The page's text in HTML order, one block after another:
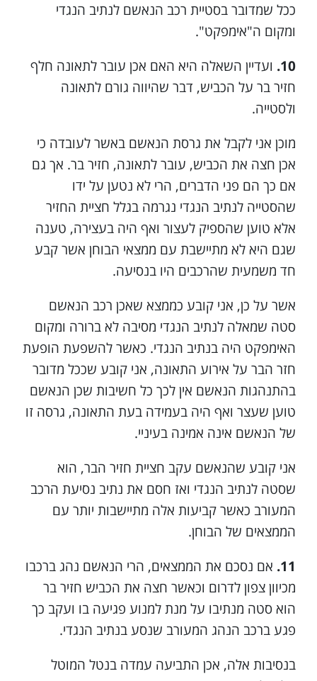
ככל שמדובר בסטיית רכב הנאשם לנתיב הנגדי
ומקום ה"אימפקט".
10. ועדיין השאלה היא האם אכן עובר לתאונה חלף
חזיר בר על הכביש, דבר שהיווה גורם לתאונה
ולסטייה.
מוכן אני לקבל את גרסת הנאשם באשר לעובדה כי
אכן חצה את הכביש, עובר לתאונה, חזיר בר. אך גם
אם כך הם פני הדברים, הרי לא נטען על ידו
שהסטייה לנתיב הנגדי נגרמה בגלל חציית החזיר
אלא טוען שהספיק לעצור ואף היה בעצירה, טענה
שגם היא לא מתיישבת עם ממצאי הבוחן אשר קבע
חד משמעית שהרכבים היו בנסיעה.
אשר על כן, אני קובע כממצא שאכן רכב הנאשם
סטה שמאלה לנתיב הנגדי מסיבה לא ברורה ומקום
האימפקט היה בנתיב הנגדי. כאשר להשפעת הופעת
חזר הבר על אירוע התאונה, אני קובע שככל מדובר
בהתנהגות הנאשם אין לכך כל חשיבות שכן הנאשם
טוען שעצר ואף היה בעמידה בעת התאונה, גרסה זו
של הנאשם אינה אמינה בעיניי.
אני קובע שהנאשם עקב חציית חזיר הבר, הוא
שסטה לנתיב הנגדי ואז חסם את נתיב נסיעת הרכב
המעורב כאשר קביעות אלה מתיישבות יותר עם
הממצאים של הבוחן.
11. אם נסכם את הממצאים, הרי הנאשם נהג ברכבו
מכיוון צפון לדרום וכאשר חצה את הכביש חזיר בר
הוא סטה מנתיבו על מנת למנוע פגיעה בו ועקב כך
פגע ברכב הנהג המעורב שנסע בנתיב הנגדי.
בנסיבות אלה, אכן התביעה עמדה בנטל המוטל